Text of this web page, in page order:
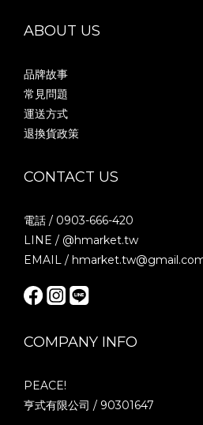
ABOUT US
品牌故事
常見問題
運送方式
退換貨政策
CONTACT US
電話 / 0903-666-420
LINE / @hmarket.tw
EMAIL /
COMPANY INFO
PEACE!
亨式有限公司 / 90301647